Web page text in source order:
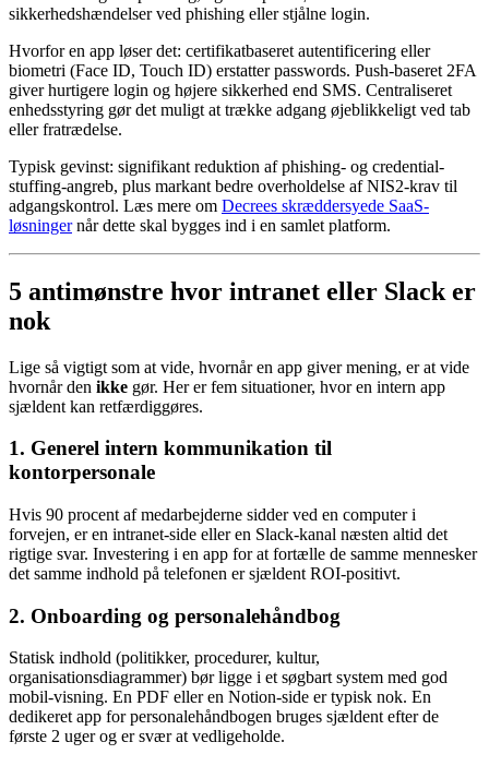
sikkerhedshændelser ved phishing eller stjålne login.
Hvorfor en app løser det: certifikatbaseret autentificering eller
biometri (Face ID, Touch ID) erstatter passwords. Push-baseret 2FA
giver hurtigere login og højere sikkerhed end SMS. Centraliseret
enhedsstyring gør det muligt at trække adgang øjeblikkeligt ved tab
eller fratrædelse.
Typisk gevinst: signifikant reduktion af phishing- og credential-
stuffing-angreb, plus markant bedre overholdelse af NIS2-krav til
adgangskontrol. Læs mere om Decrees skræddersyede SaaS-
løsningernår dette skal bygges ind i en samlet platform.
5 antimønstre hvor intranet eller Slack er
nok
Lige så vigtigt som at vide, hvornår en app giver mening, er at vide
hvornår den ikke gør. Her er fem situationer, hvor en intern app
sjældent kan retfærdiggøres.
1. Generel intern kommunikation til
kontorpersonale
Hvis 90 procent af medarbejderne sidder ved en computer i
forvejen, er en intranet-side eller en Slack-kanal næsten altid det
rigtige svar. Investering i en app for at fortælle de samme mennesker
det samme indhold på telefonen er sjældent ROI-positivt.
2. Onboarding og personalehåndbog
Statisk indhold (politikker, procedurer, kultur,
organisationsdiagrammer) bør ligge i et søgbart system med god
mobil-visning. En PDF eller en Notion-side er typisk nok. En
dedikeret app for personalehåndbogen bruges sjældent efter de
første 2 uger og er svær at vedligeholde.